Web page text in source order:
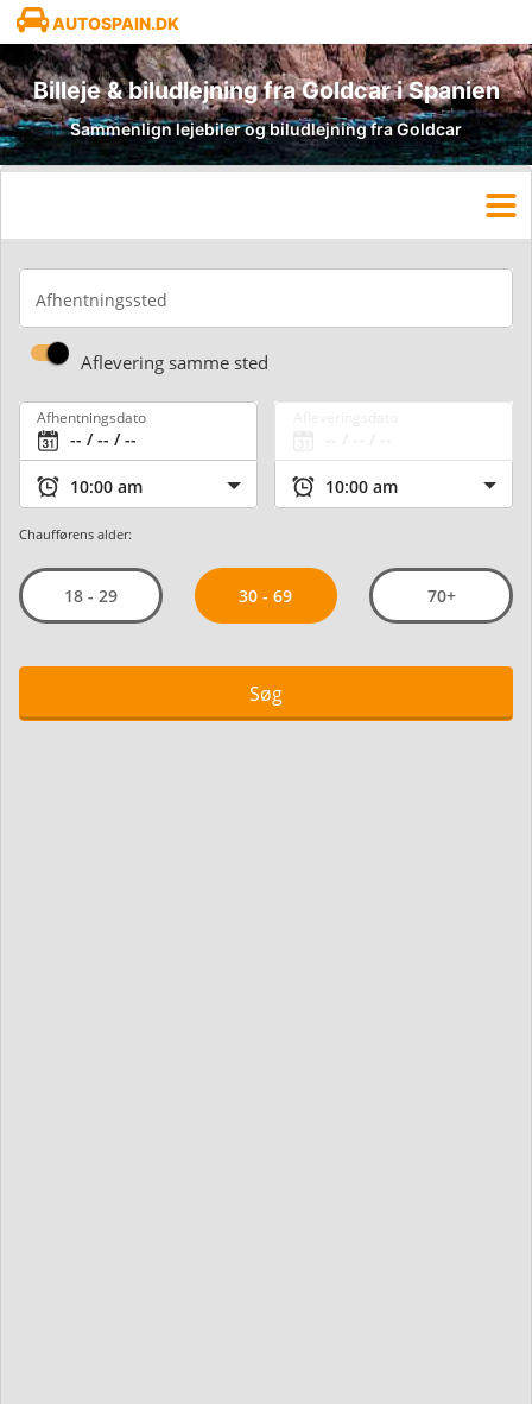
AUTOSPAIN.DK
Billeje & biludlejning fra Goldcar i Spanien
Sammenlign lejebiler og biludlejning fra Goldcar
Afhentningssted
Aflevering samme sted
Afhentningsdato
Chaufførens alder:
18 - 29 30 - 69 70+
Søg